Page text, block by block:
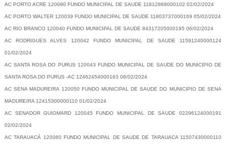
AC PORTO ACRE 120080 FUNDO MUNICIPAL DE SAUDE 11812868000102 02/02/2024
AC PORTO WALTER 120039 FUNDO MUNICIPAL DE SAUDE 11803737000169 05/02/2024
AC RIO BRANCO 120040 FUNDO MUNICIPAL DE SAUDE 84317205000195 06/02/2024
AC RODRIGUES ALVES 120042 FUNDO MUNICIPAL DE SAUDE 11591240000124
01/02/2024
AC SANTA ROSA DO PURUS 120043 FUNDO MUNICIPAL DE SAUDE DO MUNICIPIO DE
SANTA ROSA DO PURUS -AC 12462454000163 08/02/2024
AC SENA MADUREIRA 120050 FUNDO MUNICIPAL DE SAUDE DO MUNICIPIO DE SENA
MADUREIRA 12415300000110 01/02/2024
AC SENADOR GUIOMARD 120045 FUNDO MUNICIPAL DE SAUDE 02296124000191
02/02/2024
AC TARAUACÁ 120060 FUNDO MUNICIPAL DE SAUDE DE TARAUACA 11507430000110